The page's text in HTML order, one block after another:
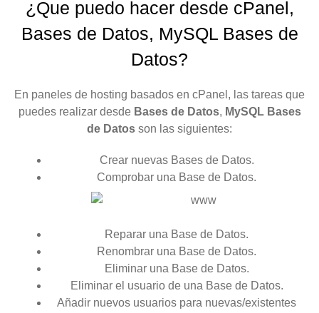
¿Que puedo hacer desde cPanel,
Bases de Datos, MySQL Bases de
Datos?
En paneles de hosting basados en cPanel, las tareas que
puedes realizar desde Bases de Datos, MySQL Bases
de Datos son las siguientes:
Crear nuevas Bases de Datos.
Comprobar una Base de Datos.
Reparar una Base de Datos.
Renombrar una Base de Datos.
Eliminar una Base de Datos.
Eliminar el usuario de una Base de Datos.
Añadir nuevos usuarios para nuevas/existentes